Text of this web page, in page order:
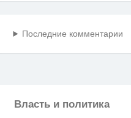
Последние комментарии
Власть и политика